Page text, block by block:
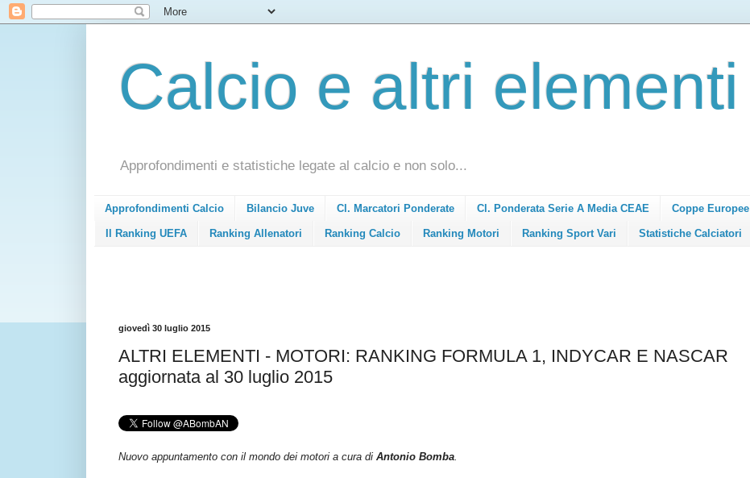
Calcio e altri elementi
Approfondimenti e statistiche legate al calcio e non solo...
Approfondimenti Calcio Bilancio Juve Cl. Marcatori Ponderate Cl. Ponderata Serie A Media CEAE Coppe Europee
Il Ranking UEFA Ranking Allenatori Ranking Calcio Ranking Motori Ranking Sport Vari Statistiche Calciatori
giovedì 30 luglio 2015
ALTRI ELEMENTI - MOTORI: RANKING FORMULA 1, INDYCAR E NASCAR
aggiornata al 30 luglio 2015
Nuovo appuntamento con il mondo dei motori a cura di Antonio Bomba.